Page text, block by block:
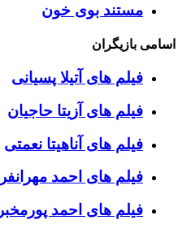
مستند بوی خون
اسامی بازیگران
فیلم های آتیلا پسیانی
فیلم های آزیتا حاجیان
فیلم های آناهیتا نعمتی
فیلم های احمد مهرانفر
فیلم های احمد پورمخبر